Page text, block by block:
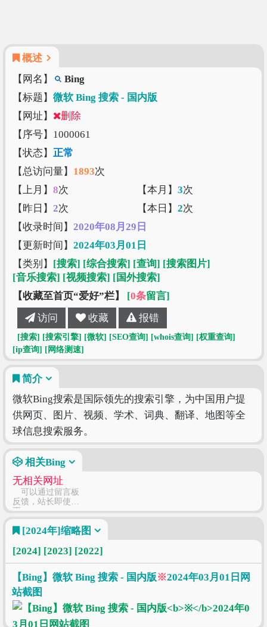
概述
【网名】
Bing
【标题】 微软 Bing 搜索 - 国内版
【网址】
删除
【序号】1000061
【状态】 正常
【总访问量】 1893次
【上月】 8次 【本月】 3次
【昨日】 2次 【本日】 2次
【收录时间】 2020年08月29日
【更新时间】 2024年03月01日
【类别】 [搜索] [综合搜索] [查询] [搜索图片]
[音乐搜索] [视频搜索] [国外搜索]
【收藏至首页“爱好”栏】
[0条留言]
访问 收藏 报错
[搜索] [搜索引擎] [微软] [SEO查询] [whois查询] [权重查询]
[ip查询] [网络测速]
简介
微软Bing搜索是国际领先的搜索引擎，为中国用户提
供网页、图片、视频、学术、词典、翻译、地图等全
球信息搜索服务。
相关Bing
无相关网址
可以通过留言板
反馈，站长即使修
正
[2024年]缩略图
[2024] [2023] [2022]
【Bing】微软 Bing 搜索 - 国内版※2024年03月01日网
站截图